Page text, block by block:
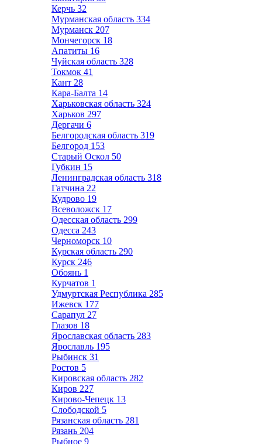
Керчь 32
Мурманская область 334
Мурманск 207
Мончегорск 18
Апатиты 16
Чуйская область 328
Токмок 41
Кант 28
Кара-Балта 14
Харьковская область 324
Харьков 297
Дергачи 6
Белгородская область 319
Белгород 153
Старый Оскол 50
Губкин 15
Ленинградская область 318
Гатчина 22
Кудрово 19
Всеволожск 17
Одесская область 299
Одесса 243
Черноморск 10
Курская область 290
Курск 246
Обоянь 1
Курчатов 1
Удмуртская Республика 285
Ижевск 177
Сарапул 27
Глазов 18
Ярославская область 283
Ярославль 195
Рыбинск 31
Ростов 5
Кировская область 282
Киров 227
Кирово-Чепецк 13
Слободской 5
Рязанская область 281
Рязань 204
Рыбное 9